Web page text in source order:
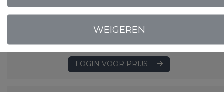
Kussensloop
Satijngeweven - 240 TC
Motief: 4 mm streep
Materiaal: 100% katoen
LOGIN VOOR PRIJS
WEIGEREN